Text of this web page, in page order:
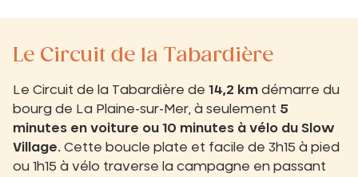
Le Circuit de la Tabardière
Le Circuit de la Tabardière de 14,2 km démarre du
bourg de La Plaine-sur-Mer, à seulement 5
minutes en voiture ou 10 minutes à vélo du Slow
Village. Cette boucle plate et facile de 3h15 à pied
ou 1h15 à vélo traverse la campagne en passant